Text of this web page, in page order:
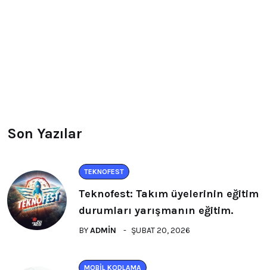
Son Yazılar
TEKNOFEST
Teknofest: Takım üyelerinin eğitim
durumları yarışmanın eğitim.
BYADMIN ŞUBAT 20, 2026
MOBIL KODLAMA